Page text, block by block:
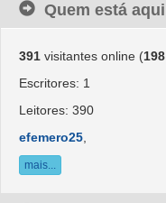
Quem está aqui
391 visitantes online (198
Escritores: 1
Leitores: 390
efemero25
mais...